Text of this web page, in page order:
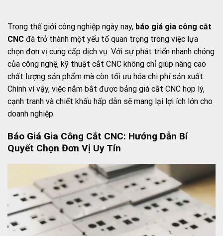
Trong thế giới công nghiệp ngày nay, báo giá gia công cắt
CNC đã trở thành một yếu tố quan trọng trong việc lựa
chọn đơn vị cung cấp dịch vụ. Với sự phát triển nhanh chóng
của công nghệ, kỹ thuật cắt CNC không chỉ giúp nâng cao
chất lượng sản phẩm mà còn tối ưu hóa chi phí sản xuất.
Chính vì vậy, việc nắm bắt được bảng giá cắt CNC hợp lý,
cạnh tranh và chiết khấu hấp dẫn sẽ mang lại lợi ích lớn cho
doanh nghiệp.
Báo Giá Gia Công Cắt CNC: Hướng Dẫn Bí
Quyết Chọn Đơn Vị Uy Tín